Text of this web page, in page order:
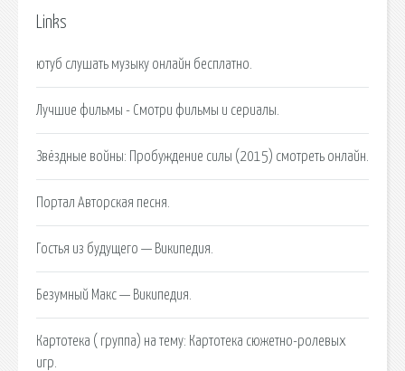
Links
ютуб слушать музыку онлайн бесплатно.
Лучшие фильмы - Смотри фильмы и сериалы.
Звёздные войны: Пробуждение силы (2015) смотреть онлайн.
Портал Авторская песня.
Гостья из будущего — Википедия.
Безумный Макс — Википедия.
Картотека ( группа) на тему: Картотека сюжетно-ролевых
игр.